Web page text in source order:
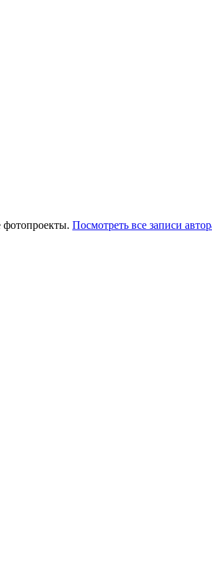
Посмотреть все записи